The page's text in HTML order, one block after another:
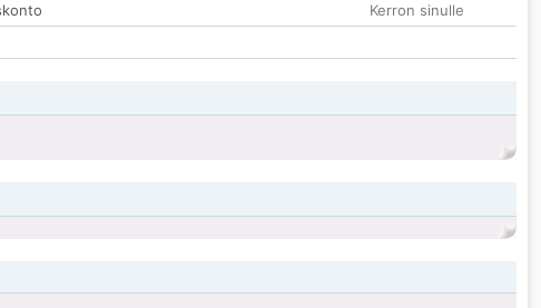
Kerron sinulle